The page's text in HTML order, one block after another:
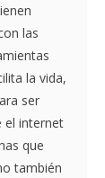
las
la vida,
ser
el internet
que
también